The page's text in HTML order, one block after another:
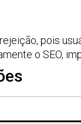
pois
o SEO,